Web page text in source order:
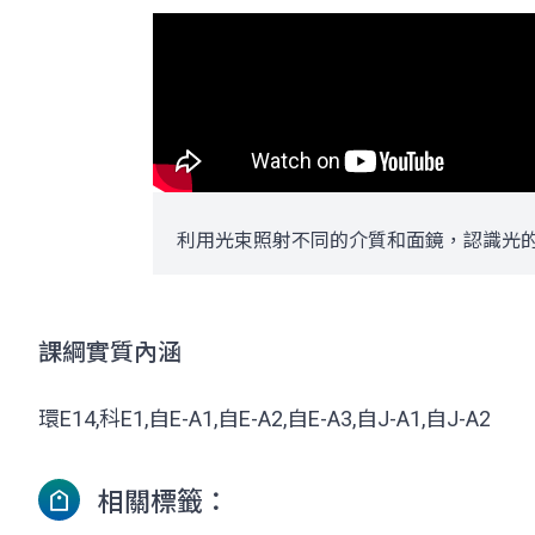
利用光束照射不同的介質和面鏡，認識光
課綱實質內涵
環E14,科E1,自E-A1,自E-A2,自E-A3,自J-A1,自J-A2
相關標籤：